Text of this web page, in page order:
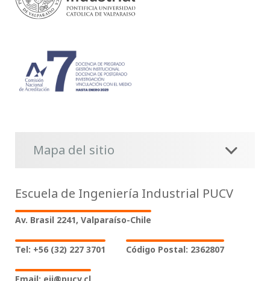
Mapa del sitio
Escuela de Ingeniería Industrial PUCV
Av. Brasil 2241, Valparaíso-Chile
Tel: +56 (32) 227 3701 Código Postal: 2362807